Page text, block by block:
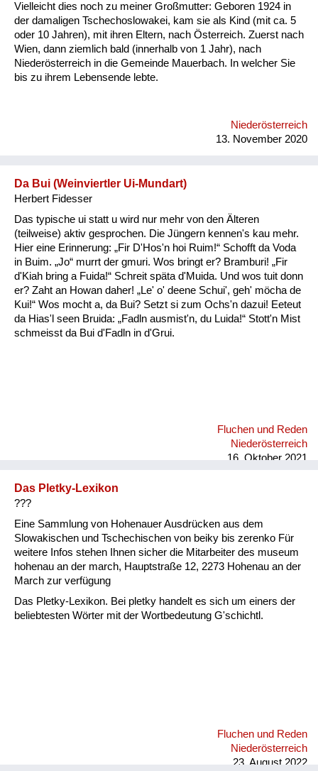
Vielleicht dies noch zu meiner Großmutter: Geboren 1924 in
der damaligen Tschechoslowakei, kam sie als Kind (mit ca. 5
oder 10 Jahren), mit ihren Eltern, nach Österreich. Zuerst nach
Wien, dann ziemlich bald (innerhalb von 1 Jahr), nach
Niederösterreich in die Gemeinde Mauerbach. In welcher Sie
bis zu ihrem Lebensende lebte.
Niederösterreich
13. November 2020
Da Bui (Weinviertler Ui-Mundart)
Herbert Fidesser
Das typische ui statt u wird nur mehr von den Älteren
(teilweise) aktiv gesprochen. Die Jüngern kennen's kau mehr.
Hier eine Erinnerung: „Fir D'Hos'n hoi Ruim!“ Schofft da Voda
in Buim. „Jo“ murrt der gmuri. Wos bringt er? Bramburi! „Fir
d'Kiah bring a Fuida!“ Schreit späta d'Muida. Und wos tuit donn
er? Zaht an Howan daher! „Le' o' deene Schui', geh' möcha de
Kui!“ Wos mocht a, da Bui? Setzt si zum Ochs'n dazui! Eeteut
da Hias'l seen Bruida: „Fadln ausmist'n, du Luida!“ Stott'n Mist
schmeisst da Bui d'Fadln in d'Grui.
Fluchen und Reden
Niederösterreich
16. Oktober 2021
Das Pletky-Lexikon
???
Eine Sammlung von Hohenauer Ausdrücken aus dem
Slowakischen und Tschechischen von beiky bis zerenko Für
weitere Infos stehen Ihnen sicher die Mitarbeiter des museum
hohenau an der march, Hauptstraße 12, 2273 Hohenau an der
March zur verfügung
Das Pletky-Lexikon. Bei pletky handelt es sich um einers der
beliebtesten Wörter mit der Wortbedeutung G'schichtl.
Fluchen und Reden
Niederösterreich
23. August 2022